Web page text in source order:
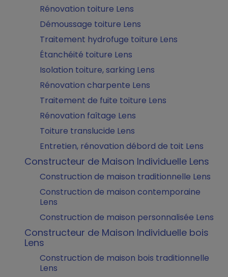
Rénovation toiture Lens
Démoussage toiture Lens
Traitement hydrofuge toiture Lens
Étanchéité toiture Lens
Isolation toiture, sarking Lens
Rénovation charpente Lens
Traitement de fuite toiture Lens
Rénovation faîtage Lens
Toiture translucide Lens
Entretien, rénovation débord de toit Lens
Constructeur de Maison Individuelle Lens
Construction de maison traditionnelle Lens
Construction de maison contemporaine
Lens
Construction de maison personnalisée Lens
Constructeur de Maison Individuelle bois
Lens
Construction de maison bois traditionnelle
Lens